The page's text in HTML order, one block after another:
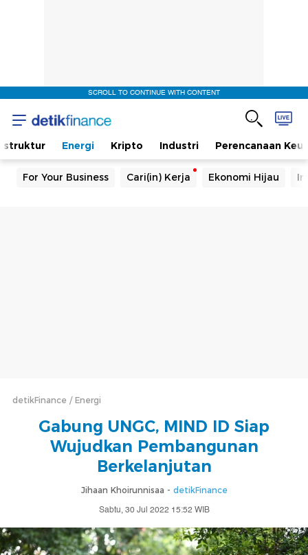
SCROLL TO CONTINUE WITH CONTENT
Energi Kripto Industri Perencanaan
For Your Business Cari(in) Kerja Ekonomi Hijau
detikFinance Energi
Gabung UNGC, MIND ID Siap
Wujudkan Pembangunan
Berkelanjutan
Jihaan Khoirunnisaa - detikFinance
Sabtu, 30 Jul 2022 15:52 WIB